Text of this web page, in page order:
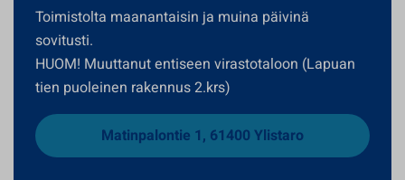
Toimistolta maanantaisin ja muina päivinä
sovitusti.
HUOM! Muuttanut entiseen virastotaloon (Lapuan
tien puoleinen rakennus 2.krs)
Matinpalontie 1, 61400 Ylistaro